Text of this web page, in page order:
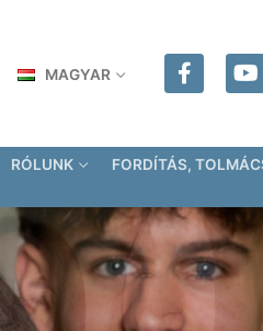
MAGYAR
RÓLUNK FORDÍTÁS,